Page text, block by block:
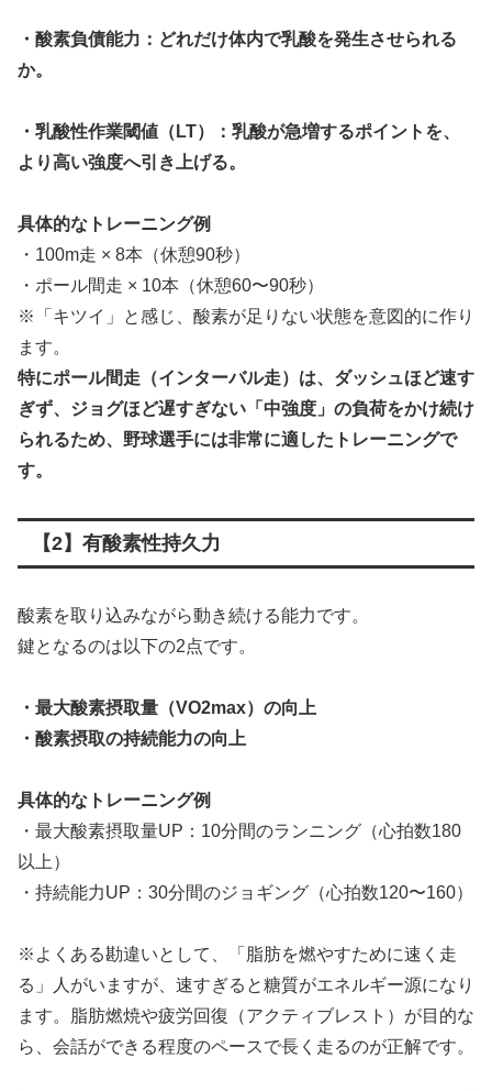
・酸素負債能力：どれだけ体内で乳酸を発生させられる
か。
・乳酸性作業閾値（LT）：乳酸が急増するポイントを、
より高い強度へ引き上げる。
具体的なトレーニング例
・100m走 × 8本（休憩90秒）
・ポール間走 × 10本（休憩60〜90秒）
※「キツイ」と感じ、酸素が足りない状態を意図的に作り
ます。
特にポール間走（インターバル走）は、ダッシュほど速す
ぎず、ジョグほど遅すぎない「中強度」の負荷をかけ続け
られるため、野球選手には非常に適したトレーニングで
す。
【2】有酸素性持久力
酸素を取り込みながら動き続ける能力です。
鍵となるのは以下の2点です。
・最大酸素摂取量（VO2max）の向上
・酸素摂取の持続能力の向上
具体的なトレーニング例
・最大酸素摂取量UP：10分間のランニング（心拍数180
以上）
・持続能力UP：30分間のジョギング（心拍数120〜160）
※よくある勘違いとして、「脂肪を燃やすために速く走
る」人がいますが、速すぎると糖質がエネルギー源になり
ます。脂肪燃焼や疲労回復（アクティブレスト）が目的な
ら、会話ができる程度のペースで長く走るのが正解です。